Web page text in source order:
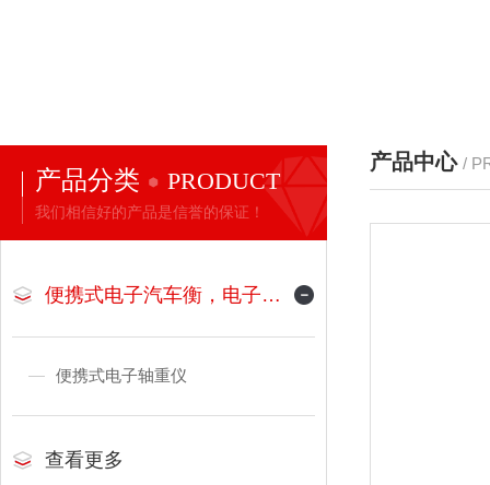
产品分类 PRODUCT
我们相信好的产品是信誉的保证！
便携式电子汽车衡，电子地磅
便携式电子轴重仪
查看更多
产品中心 /